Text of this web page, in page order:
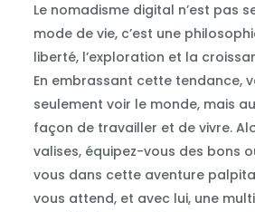
Le nomadisme digital n’est pas
mode de vie, c’est une
liberté, l’exploration et la
En embrassant cette tendance,
seulement voir le monde, mais
façon de travailler et de vivre.
valises, équipez-vous des bons
vous dans cette aventure
vous attend, et avec lui, une